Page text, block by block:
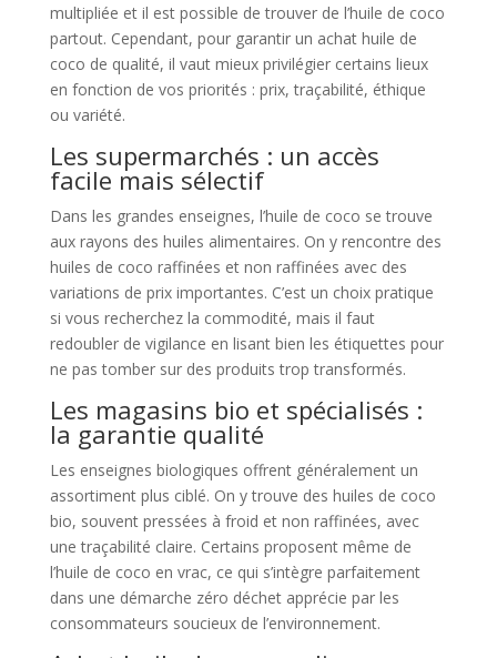
multipliée et il est possible de trouver de l’huile de coco
partout. Cependant, pour garantir un achat huile de
coco de qualité, il vaut mieux privilégier certains lieux
en fonction de vos priorités : prix, traçabilité, éthique
ou variété.
Les supermarchés : un accès
facile mais sélectif
Dans les grandes enseignes, l’huile de coco se trouve
aux rayons des huiles alimentaires. On y rencontre des
huiles de coco raffinées et non raffinées avec des
variations de prix importantes. C’est un choix pratique
si vous recherchez la commodité, mais il faut
redoubler de vigilance en lisant bien les étiquettes pour
ne pas tomber sur des produits trop transformés.
Les magasins bio et spécialisés :
la garantie qualité
Les enseignes biologiques offrent généralement un
assortiment plus ciblé. On y trouve des huiles de coco
bio, souvent pressées à froid et non raffinées, avec
une traçabilité claire. Certains proposent même de
l’huile de coco en vrac, ce qui s’intègre parfaitement
dans une démarche zéro déchet apprécie par les
consommateurs soucieux de l’environnement.